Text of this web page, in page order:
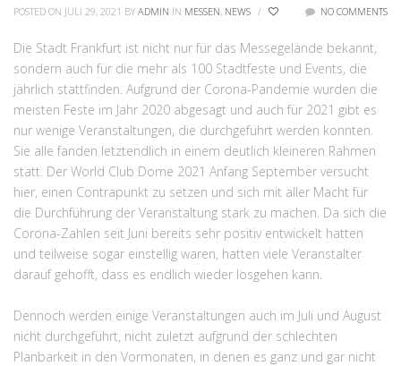
POSTED ON JULI 29, 2021 BY ADMIN IN MESSEN, NEWS / NO COMMENTS
Die Stadt Frankfurt ist nicht nur für das Messegelände bekannt,
sondern auch für die mehr als 100 Stadtfeste und Events, die
jährlich stattfinden. Aufgrund der Corona-Pandemie wurden die
meisten Feste im Jahr 2020 abgesagt und auch für 2021 gibt es
nur wenige Veranstaltungen, die durchgeführt werden konnten.
Sie alle fanden letztendlich in einem deutlich kleineren Rahmen
statt. Der World Club Dome 2021 Anfang September versucht
hier, einen Contrapunkt zu setzen und sich mit aller Macht für
die Durchführung der Veranstaltung stark zu machen. Da sich die
Corona-Zahlen seit Juni bereits sehr positiv entwickelt hatten
und teilweise sogar einstellig waren, hatten viele Veranstalter
darauf gehofft, dass es endlich wieder losgehen kann.
Dennoch werden einige Veranstaltungen auch im Juli und August
nicht durchgeführt, nicht zuletzt aufgrund der schlechten
Planbarkeit in den Vormonaten, in denen es ganz und gar nicht